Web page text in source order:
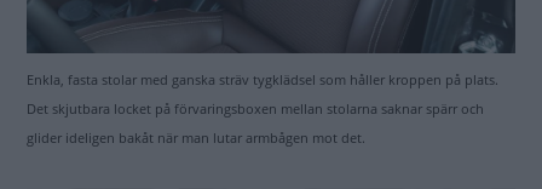
Enkla, fasta stolar med ganska sträv tygklädsel som håller kroppen på plats.
Det skjutbara locket på förvaringsboxen mellan stolarna saknar spärr och
glider ideligen bakåt när man lutar armbågen mot det.